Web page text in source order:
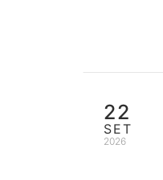
22
SET
2026